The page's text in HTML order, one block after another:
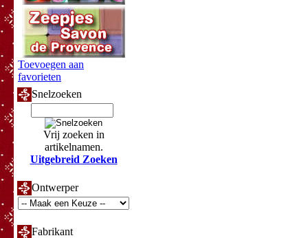
Toevoegen aan
favorieten
Snelzoeken
Vrij zoeken in
artikelnamen.
Uitgebreid Zoeken
Ontwerper
Fabrikant